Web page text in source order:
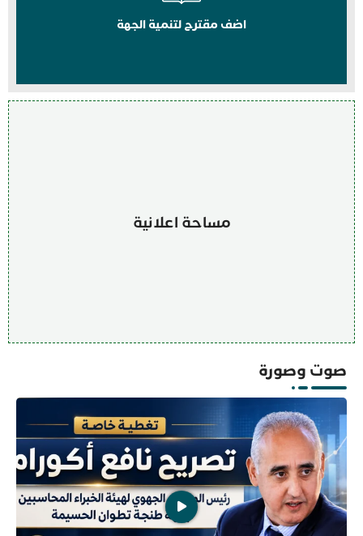
اضف مقترح لتنمية الجهة
مساحة اعلانية
صوت وصورة